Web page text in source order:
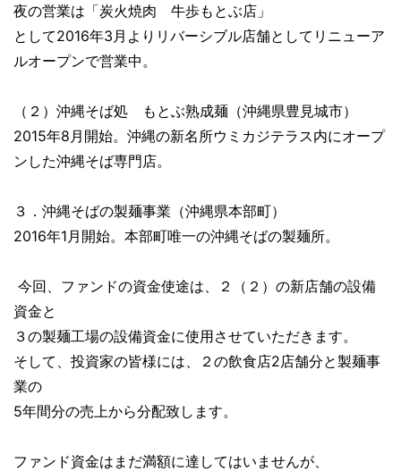
夜の営業は「炭火焼肉 牛歩もとぶ店」
として2016年3月よりリバーシブル店舗としてリニューア
ルオープンで営業中。
（２）沖縄そば処 もとぶ熟成麺（沖縄県豊見城市）
2015年8月開始。沖縄の新名所ウミカジテラス内にオープ
ンした沖縄そば専門店。
３．沖縄そばの製麺事業（沖縄県本部町）
2016年1月開始。本部町唯一の沖縄そばの製麺所。
今回、ファンドの資金使途は、２（２）の新店舗の設備
資金と
３の製麺工場の設備資金に使用させていただきます。
そして、投資家の皆様には、２の飲食店2店舗分と製麺事
業の
5年間分の売上から分配致します。
ファンド資金はまだ満額に達してはいませんが、